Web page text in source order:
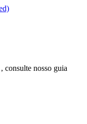
consulte nosso guia